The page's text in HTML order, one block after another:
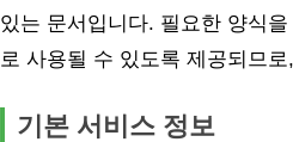
있는 문서입니다. 필요한 양식
로 사용될 수 있도록 제공되므
기본 서비스 정보